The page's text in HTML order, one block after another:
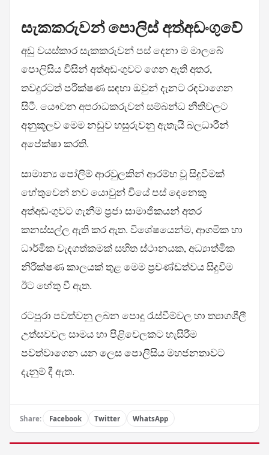
සැකකරුවන් පොලිස් අත්අඩංගුවේ
අඩු වයස්කාර සැකකරුවන් පස් දෙනා ම මාලබේ
පොලිසිය විසින් අත්අඩංගුවට ගෙන ඇති අතර,
තවදුරටත් පරීක්ෂණ සඳහා ඔවුන් දැනට රඳවාගෙන
සිටී. යෞවන අපරාධකරුවන් සම්බන්ධ නීතිවලට
අනුකූලව මෙම නඩුව හසුරුවනු ඇතැයි බලධාරීන්
අපේක්ෂා කරති.
සාමාන්‍ය පෝලිම් ආරවුලකින් ආරම්භ වූ සිදුවීමක්
හේතුවෙන් නව යොවුන් වියේ පස් දෙනෙකු
අත්අඩංගුවට ගැනීම ප්‍රජා සාමාජිකයන් අතර
කනස්සල්ල ඇති කර ඇත. විශේෂයෙන්ම, ආගමික හා
ධාර්මික වැදගත්කමක් සහිත ස්ථානයක, අධ්‍යාත්මික
නිරීක්ෂණ කාලයක් තුළ මෙම ප්‍රචණ්ඩත්වය සිදුවීම
ඊට හේතු වී ඇත.
රටපුරා පවත්වනු ලබන පොදු රැස්වීම්වල හා ත්‍යාගශීලී
උත්සවවල සාමය හා පිළිවෙලකට හැසිරීම
පවත්වාගෙන යන ලෙස පොලිසිය මහජනතාවට
දැනුම් දී ඇත.
Share: Facebook Twitter WhatsApp